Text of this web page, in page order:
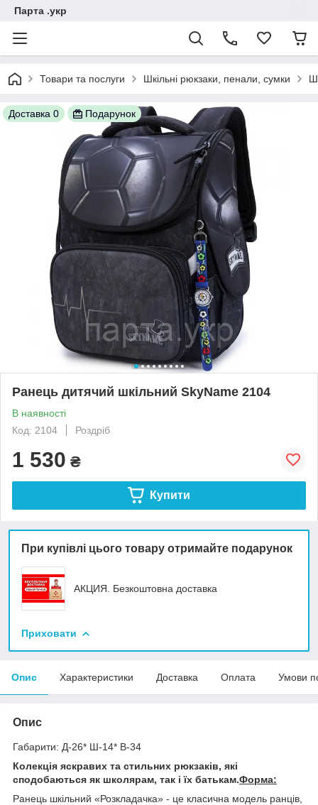
Парта .укр
Товари та послуги Шкільні рюкзаки, пенали, сумки
Доставка 0 Подарунок
Ранець дитячий шкільний SkyName 2104
В наявності
Код: 2104
Роздріб
1 530 ₴
Купити
При купівлі цього товару отримайте подарунок
АКЦИЯ. Безкоштовна доставка
Приховати
Опис Характеристики Доставка Оплата Умови
Опис
Габарити: Д-26* Ш-14* В-34
Колекція яскравих та стильних рюкзаків, які
сподобаються як школярам, так і їх батькам.Форма:
Ранець шкільний «Розкладачка» - це класична модель ранців,